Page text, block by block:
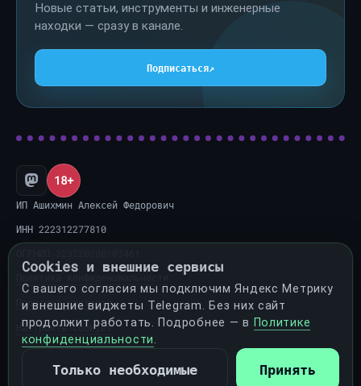
Cookies и внешние сервисы
С вашего согласия мы подключим Яндекс Метрику
и внешние виджеты Telegram. Без них сайт
продолжит работать. Подробнее — в Политике
конфиденциальности.
Только необходимые Принять
Новые статьи, инструменты и инженерные
находки — сразу в канале.
Подписаться↗
18+
ИП Ашихмин Алексей Федорович
ИНН 222312277810
Политика контента
Настроить cookies